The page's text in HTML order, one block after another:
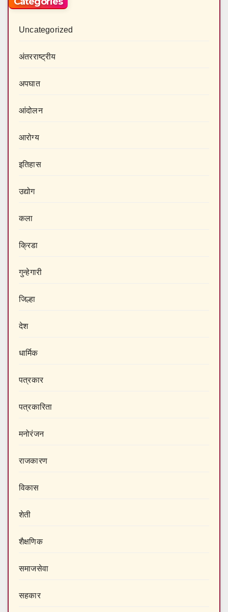
Uncategorized
अंतरराष्‍ट्रीय
अपघात
आंदोलन
आरोग्य
इतिहास
उद्योग
कला
क्रिडा
गुन्हेगारी
जिल्हा
देश
धार्मिक
पत्रकार
पत्रकारिता
मनोरंजन
राजकारण
विकास
शेती
शैक्षणिक
समाजसेवा
सहकार